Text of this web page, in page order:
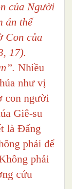
của Người
án thế
Con của
17).
Nhiều
như vị
con người
Giê-su
là Đấng
phải để
phải
cứu